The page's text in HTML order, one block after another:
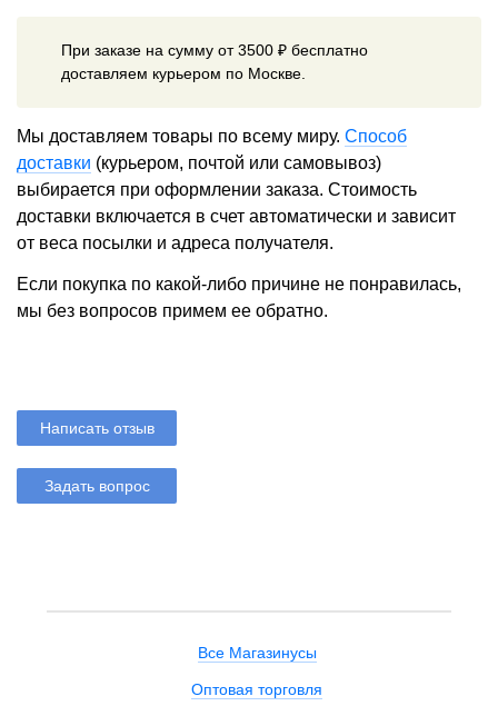
При заказе на сумму от 3500 ₽ бесплатно
доставляем курьером по Москве.
Мы доставляем товары по всему миру. Способ
доставки (курьером, почтой или самовывоз)
выбирается при оформлении заказа. Стоимость
доставки включается в счет автоматически и зависит
от веса посылки и адреса получателя.
Если покупка по какой-либо причине не понравилась,
мы без вопросов примем ее обратно.
Написать отзыв
Задать вопрос
Все Магазинусы
Оптовая торговля